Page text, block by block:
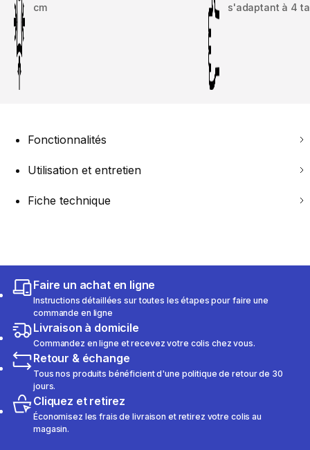
cm
s'adaptant à 4
Fonctionnalités
Utilisation et entretien
Fiche technique
Faire un achat en ligne
Instructions détaillées sur toutes les étapes pour faire une
commande en ligne
Livraison à domicile
Commandez en ligne et recevez votre colis chez vous.
Retour & échange
Tous nos produits bénéficient d'une politique de retour de 30
jours.
Cliquez et retirez
Économisez les frais de livraison et retirez votre colis au
magasin.